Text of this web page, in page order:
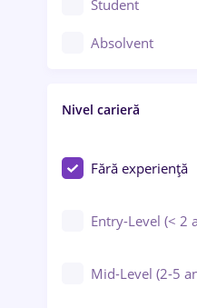
Controlul calității
Educație /
Student
Absolvent
Nivel carieră
Fără experiență
Entry-Level (< 2
Mid-Level (2-5